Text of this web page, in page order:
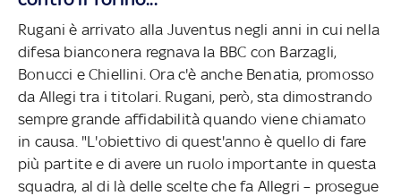
Rugani è arrivato alla Juventus negli anni in cui nella
difesa bianconera regnava la BBC con Barzagli,
Bonucci e Chiellini. Ora c'è anche Benatia, promosso
da Allegi tra i titolari. Rugani, però, sta dimostrando
sempre grande affidabilità quando viene chiamato
in causa. "L'obiettivo di quest'anno è quello di fare
più partite e di avere un ruolo importante in questa
squadra, al di là delle scelte che fa Allegri – prosegue